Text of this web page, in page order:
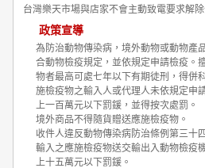
台灣樂天市場與店家不會主動致電要求解
政策宣導
為防治動物傳染病，境外動物或動物產
合動物檢疫規定，並依規定申請檢疫。
物者最高可處七年以下有期徒刑，得併
施檢疫物之輸入人或代理人未依規定申
上一百萬元以下罰鍰，並得按次處罰。
境外商品不得隨貨贈送應施檢疫物。
收件人違反動物傳染病防治條例第三十
輸入之應施檢疫物送交輸出入動物檢疫
上十五萬元以下罰鍰。